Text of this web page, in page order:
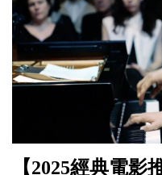
【2025經典電